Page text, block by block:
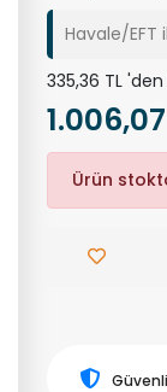
Havale/EFT
335,36 TL
Ürün